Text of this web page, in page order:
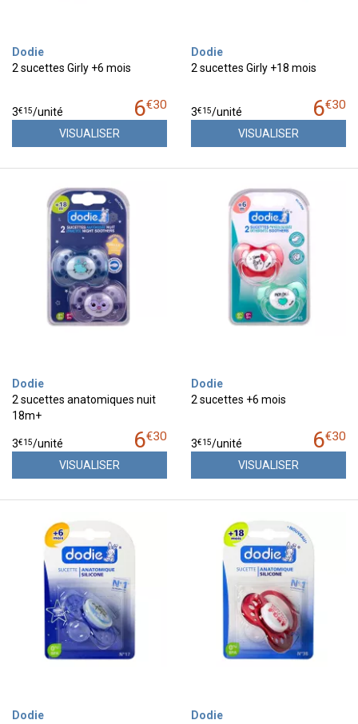
Dodie
2 sucettes Girly +6 mois
6€30
3€15/unité
VISUALISER
Dodie
2 sucettes Girly +18 mois
6€30
3€15/unité
VISUALISER
Dodie
2 sucettes anatomiques nuit
18m+
6€30
3€15/unité
VISUALISER
Dodie
2 sucettes +6 mois
6€30
3€15/unité
VISUALISER
Dodie
Dodie